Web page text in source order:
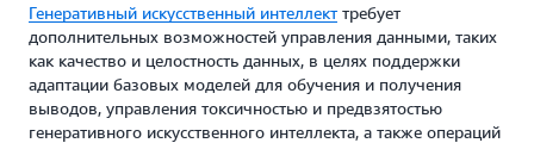
Генеративный искусственный интеллекттребует
дополнительных возможностей управления данными, таких
как качество и целостность данных, в целях поддержки
адаптации базовых моделей для обучения и получения
выводов, управления токсичностью и предвзятостью
генеративного искусственного интеллекта, а также операций